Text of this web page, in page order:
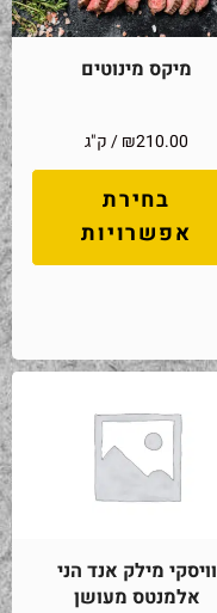
מיקס מינוטים
₪210.00 / ק"ג
בחירת
אפשרויות
וויסקי מילק אנד הני
אלמנטס מעושן